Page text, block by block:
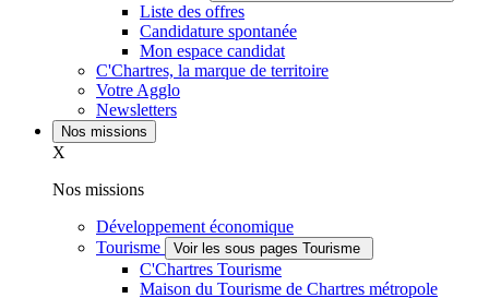
Liste des offres
Candidature spontanée
Mon espace candidat
C'Chartres, la marque de territoire
Votre Agglo
Newsletters
Nos missions
X
Nos missions
Développement économique
Tourisme
Voir les sous pages Tourisme
C'Chartres Tourisme
Maison du Tourisme de Chartres métropole